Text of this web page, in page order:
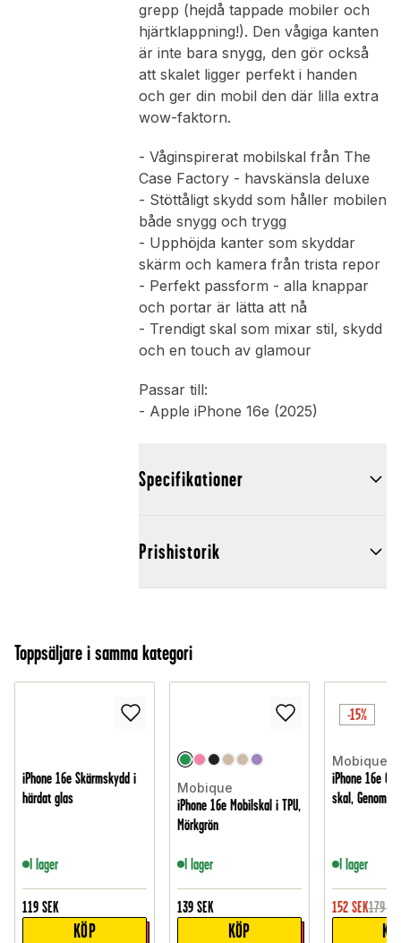
grepp (hejdå tappade mobiler och
hjärtklappning!). Den vågiga kanten
är inte bara snygg, den gör också
att skalet ligger perfekt i handen
och ger din mobil den där lilla extra
wow-faktorn.
- Våginspirerat mobilskal från The
Case Factory - havskänsla deluxe
- Stöttåligt skydd som håller mobilen
både snygg och trygg
- Upphöjda kanter som skyddar
skärm och kamera från trista repor
- Perfekt passform - alla knappar
och portar är lätta att nå
- Trendigt skal som mixar stil, skydd
och en touch av glamour
Passar till:
- Apple iPhone 16e (2025)
Specifikationer
Prishistorik
Toppsäljare i samma kategori
iPhone 16e Skärmskydd i
härdat glas
I lager
119 SEK
KÖP
Mobique
iPhone 16e Mobilskal i TPU,
Mörkgrön
I lager
139 SEK
KÖP
-15%
Mobique
iPhone 16e
skal,
I lager
152 SEK179